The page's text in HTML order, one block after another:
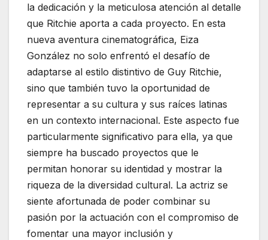
la dedicación y la meticulosa atención al detalle
que Ritchie aporta a cada proyecto. En esta
nueva aventura cinematográfica, Eiza
González no solo enfrentó el desafío de
adaptarse al estilo distintivo de Guy Ritchie,
sino que también tuvo la oportunidad de
representar a su cultura y sus raíces latinas
en un contexto internacional. Este aspecto fue
particularmente significativo para ella, ya que
siempre ha buscado proyectos que le
permitan honorar su identidad y mostrar la
riqueza de la diversidad cultural. La actriz se
siente afortunada de poder combinar su
pasión por la actuación con el compromiso de
fomentar una mayor inclusión y